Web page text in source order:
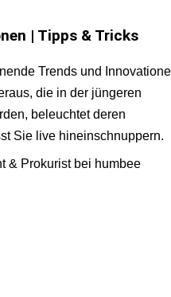
| Tipps & Tricks
Trends und
die in der jüngeren
beleuchtet deren
Sie live hineinschnuppern.